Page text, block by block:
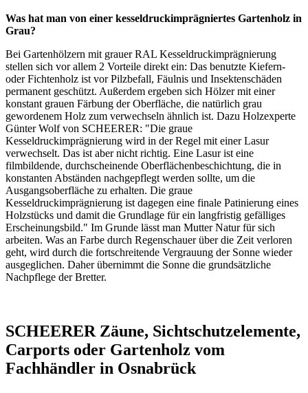
Was hat man von einer kesseldruckimprägniertes Gartenholz in
Grau?
Bei Gartenhölzern mit grauer RAL Kesseldruckimprägnierung
stellen sich vor allem 2 Vorteile direkt ein: Das benutzte Kiefern-
oder Fichtenholz ist vor Pilzbefall, Fäulnis und Insektenschäden
permanent geschützt. Außerdem ergeben sich Hölzer mit einer
konstant grauen Färbung der Oberfläche, die natürlich grau
gewordenem Holz zum verwechseln ähnlich ist. Dazu Holzexperte
Günter Wolf von SCHEERER: "Die graue
Kesseldruckimprägnierung wird in der Regel mit einer Lasur
verwechselt. Das ist aber nicht richtig. Eine Lasur ist eine
filmbildende, durchscheinende Oberflächenbeschichtung, die in
konstanten Abständen nachgepflegt werden sollte, um die
Ausgangsoberfläche zu erhalten. Die graue
Kesseldruckimprägnierung ist dagegen eine finale Patinierung eines
Holzstücks und damit die Grundlage für ein langfristig gefälliges
Erscheinungsbild." Im Grunde lässt man Mutter Natur für sich
arbeiten. Was an Farbe durch Regenschauer über die Zeit verloren
geht, wird durch die fortschreitende Vergrauung der Sonne wieder
ausgeglichen. Daher übernimmt die Sonne die grundsätzliche
Nachpflege der Bretter.
SCHEERER Zäune, Sichtschutzelemente,
Carports oder Gartenholz vom
Fachhändler in Osnabrück